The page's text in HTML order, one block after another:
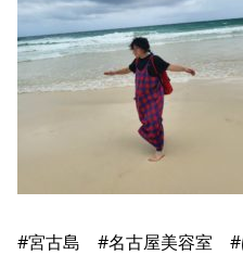
#宮古島 #名古屋美容室